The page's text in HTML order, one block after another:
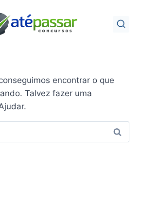
encontrar o que
Talvez fazer uma